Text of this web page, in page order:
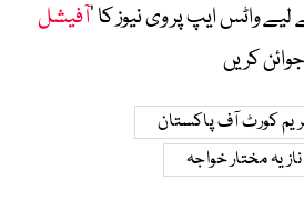
واٹس ایپ پر وی نیوز کا ’آفیشل
کریں
کورٹ آف پاکستان
نازیہ مختار خواجہ